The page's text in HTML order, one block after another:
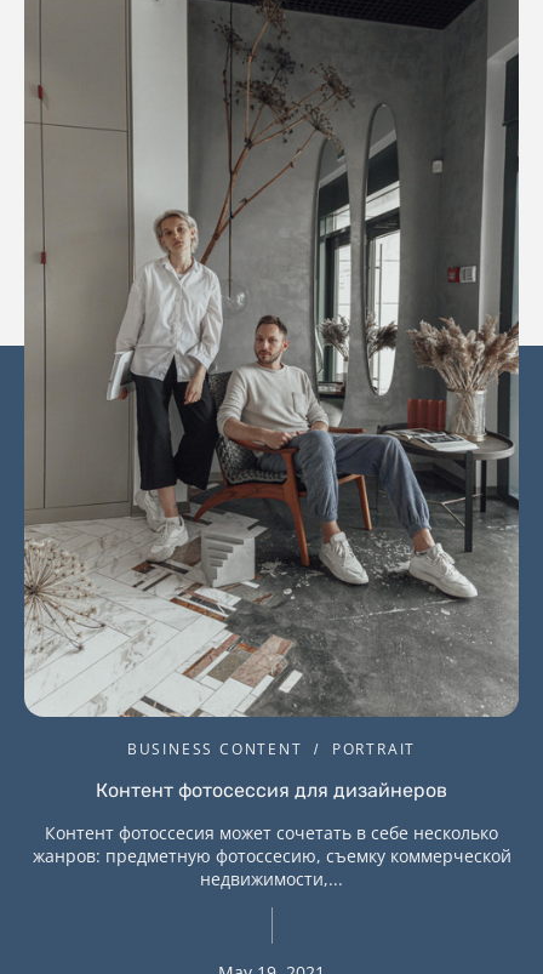
BUSINESS CONTENT PORTRAIT
Контент фотосессия для дизайнеров
Контент фотоссесия может сочетать в себе несколько
жанров: предметную фотоссесию, съемку коммерческой
недвижимости,...